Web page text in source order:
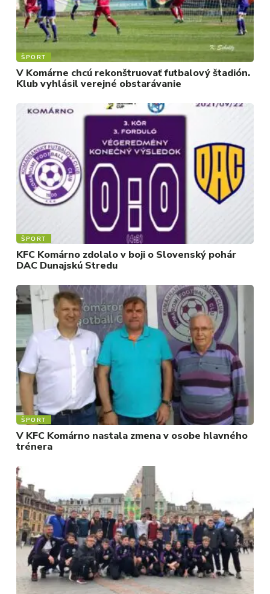
ŠPORT
V Komárne chcú rekonštruovať futbalový štadión.
Klub vyhlásil verejné obstarávanie
ŠPORT
KFC Komárno zdolalo v boji o Slovenský pohár
DAC Dunajskú Stredu
ŠPORT
V KFC Komárno nastala zmena v osobe hlavného
trénera